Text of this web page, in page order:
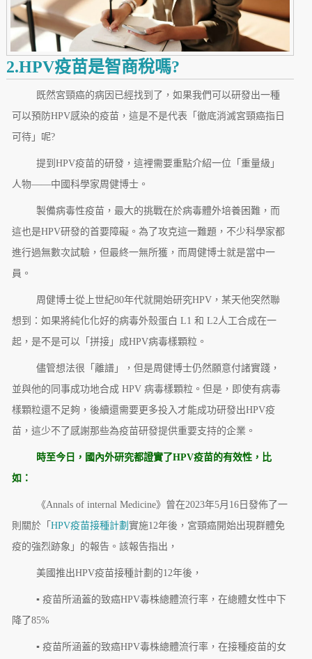
2.HPV疫苗是智商稅嗎?
既然宮頸癌的病因已經找到了，如果我們可以研發出一種
可以預防HPV感染的疫苗，這是不是代表「徹底消滅宮頸癌指日
可待」呢?
提到HPV疫苗的研發，這裡需要重點介紹一位「重量級」
人物——中國科學家周健博士。
製備病毒性疫苗，最大的挑戰在於病毒體外培養困難，而
這也是HPV研發的首要障礙。為了攻克這一難題，不少科學家都
進行過無數次試驗，但最終一無所獲，而周健博士就是當中一
員。
周健博士從上世紀80年代就開始研究HPV，某天他突然聯
想到：如果將純化化好的病毒外殼蛋白 L1 和 L2人工合成在一
起，是不是可以「拼接」成HPV病毒樣顆粒。
儘管想法很「離譜」，但是周健博士仍然願意付諸實踐，
並與他的同事成功地合成 HPV 病毒樣顆粒。但是，即使有病毒
樣顆粒還不足夠，後續還需要更多投入才能成功研發出HPV疫
苗，這少不了感謝那些為疫苗研發提供重要支持的企業。
時至今日，國內外研究都證實了HPV疫苗的有效性，比
如：
《Annals of internal Medicine》曾在2023年5月16日發佈了一
則關於「 HPV疫苗接種計劃 實施12年後，宮頸癌開始出現群體免
疫的強烈跡象」的報告。該報告指出，
美國推出HPV疫苗接種計劃的12年後，
▪ 疫苗所涵蓋的致癌HPV毒株總體流行率，在總體女性中下
降了85%
▪ 疫苗所涵蓋的致癌HPV毒株總體流行率，在接種疫苗的女